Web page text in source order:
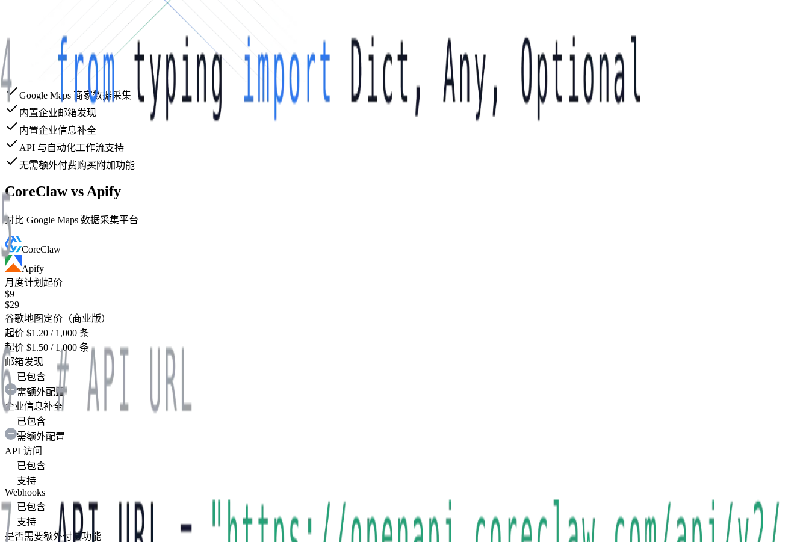
Google Maps 商家数据采集
内置企业邮箱发现
内置企业信息补全
API 与自动化工作流支持
无需额外付费购买附加功能
CoreClaw vs Apify
对比 Google Maps 数据采集平台
CoreClaw
Apify
月度计划起价
$9
$29
谷歌地图定价（商业版）
起价 $1.20 / 1,000 条
起价 $1.50 / 1,000 条
邮箱发现
已包含
需额外配置
企业信息补全
已包含
需额外配置
API 访问
已包含
支持
Webhooks
已包含
支持
是否需要额外付费功能